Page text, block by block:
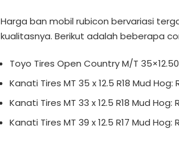
Harga ban mobil rubicon bervariasi
kualitasnya. Berikut adalah beberapa
Toyo Tires Open Country M/T 35×12.50
Kanati Tires MT 35 x 12.5 R18 Mud Hog:
Kanati Tires MT 33 x 12.5 R18 Mud Hog:
Kanati Tires MT 39 x 12.5 R17 Mud Hog: